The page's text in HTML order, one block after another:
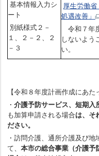
基本情報入力シ
ート
別紙様式２－
１、２－２、２
－３
厚生労働
処遇改善」
令和７年
しないよう
い。
【令和８年度計画作成にあ
・介護予防サービス、短期入
も加算申請される場合は、そ
ださい。
・訪問介護、通所介護及び
て、本市の総合事業（介護予